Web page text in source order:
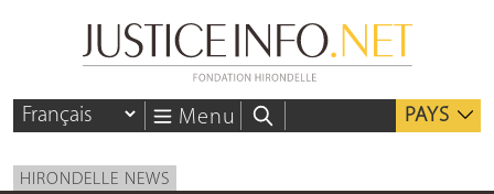
Menu PAYS
HIRONDELLE NEWS